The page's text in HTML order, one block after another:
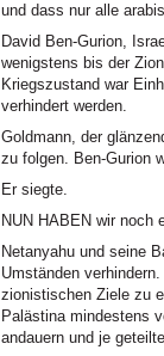
und dass nur alle
David Ben-Gurion,
wenigstens bis der
Kriegszustand war
verhindert werden.
Goldmann, der
zu folgen. Ben-Gurion
Er siegte.
NUN HABEN wir noch
Netanyahu und seine
Umständen
zionistischen Ziele zu
Palästina mindestens
andauern und je